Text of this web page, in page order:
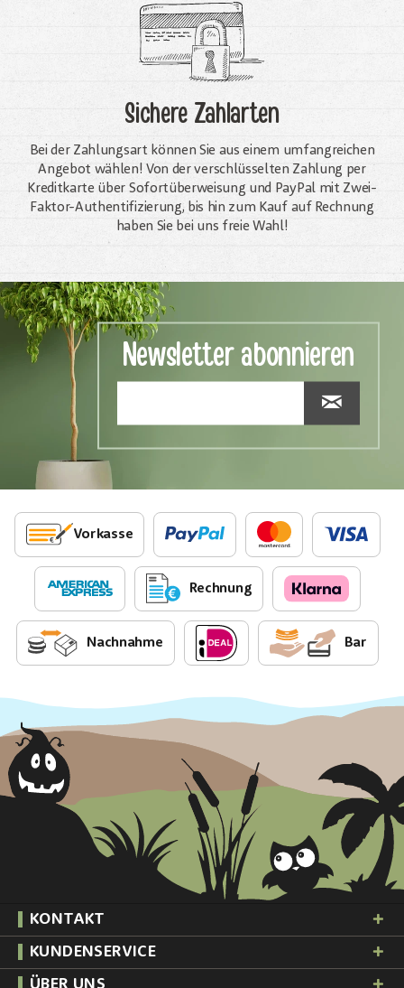
Sichere Zahlarten
Bei der Zahlungsart können Sie aus einem umfangreichen
Angebot wählen! Von der verschlüsselten Zahlung per
Kreditkarte über Sofortüberweisung und PayPal mit Zwei-
Faktor-Authentifizierung, bis hin zum Kauf auf Rechnung
haben Sie bei uns freie Wahl!
Newsletter abonnieren
Vorkasse
Rechnung
Nachnahme Bar
KONTAKT
KUNDENSERVICE
ÜBER UNS